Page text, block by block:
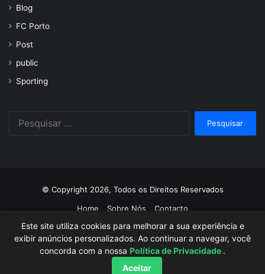
Este site utiliza cookies para melhorar a sua experiência e
exibir anúncios personalizados. Ao continuar a navegar, você
concorda com a nossa Política de Privacidade .
Aceitar
Blog
FC Porto
Post
public
Sporting
© Copyright 2026, Todos os Direitos Reservados
Home
Sobre Nós Contacto
Facebook
TwitterYouTubeInstagram